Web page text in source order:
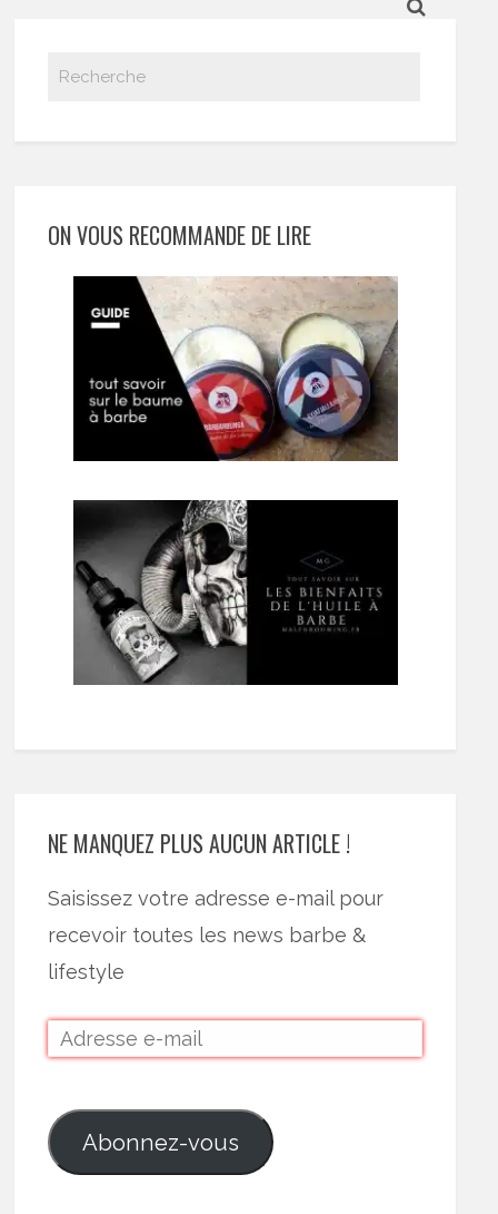
ON VOUS RECOMMANDE DE LIRE
NE MANQUEZ PLUS AUCUN ARTICLE !
Saisissez votre adresse e-mail pour
recevoir toutes les news barbe &
lifestyle
Abonnez-vous